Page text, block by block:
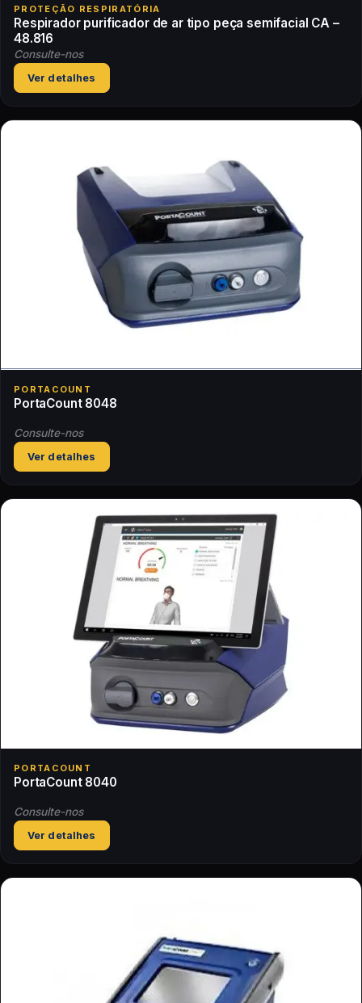
PROTEÇÃO RESPIRATÓRIA
Respirador purificador de ar tipo peça semifacial CA –
48.816
Consulte-nos
Ver detalhes
PORTACOUNT
PortaCount 8048
Consulte-nos
Ver detalhes
PORTACOUNT
PortaCount 8040
Consulte-nos
Ver detalhes